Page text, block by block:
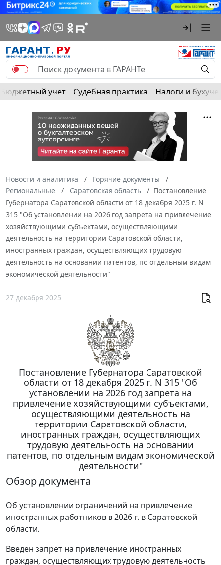
Бюджетный учет Судебная практика Налоги и
Новости и аналитика
Горячие документы
Региональные
Саратовская область
Постановление
Губернатора Саратовской области от 18 декабря 2025 г. N
315 "Об установлении на 2026 год запрета на привлечение
хозяйствующими субъектами, осуществляющими
деятельность на территории Саратовской области,
иностранных граждан, осуществляющих трудовую
деятельность на основании патентов, по отдельным видам
экономической деятельности"
27 декабря 2025
Постановление Губернатора Саратовской
области от 18 декабря 2025 г. N 315 "Об
установлении на 2026 год запрета на
привлечение хозяйствующими субъектами,
осуществляющими деятельность на
территории Саратовской области,
иностранных граждан, осуществляющих
трудовую деятельность на основании
патентов, по отдельным видам экономической
деятельности"
Обзор документа
Об установлении ограничений на привлечение
иностранных работников в 2026 г. в Саратовской
области.
Введен запрет на привлечение иностранных
граждан, осуществляющих трудовую деятельность